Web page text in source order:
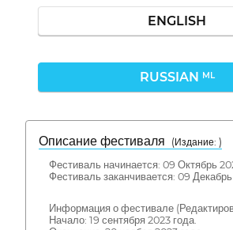
ENGLISH
RUSSIAN ML
Описание фестиваля
( Издание: )
Фестиваль начинается: 09 Октябрь
Фестиваль заканчивается: 09
Информация о фестивале
Начало: 19 сентября 2023 года.